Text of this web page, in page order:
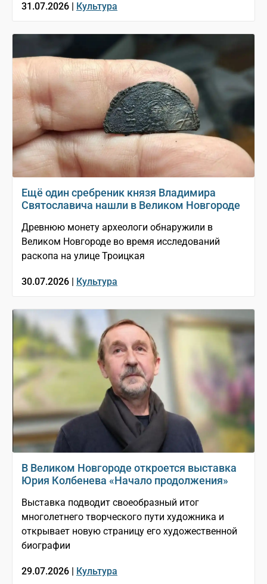
31.07.2026 | Культура
Ещё один сребреник князя Владимира
Святославича нашли в Великом Новгороде
Древнюю монету археологи обнаружили в
Великом Новгороде во время исследований
раскопа на улице Троицкая
30.07.2026 | Культура
В Великом Новгороде откроется выставка
Юрия Колбенева «Начало продолжения»
Выставка подводит своеобразный итог
многолетнего творческого пути художника и
открывает новую страницу его художественной
биографии
29.07.2026 | Культура